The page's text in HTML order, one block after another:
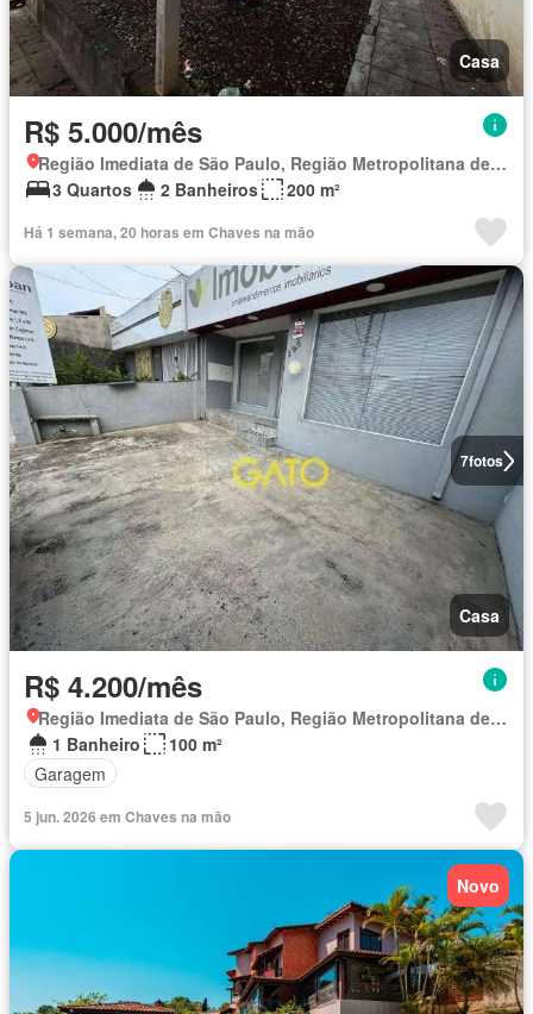
Casa
R$ 5.000/mês
Região Imediata de São Paulo, Região Metropolitana de São Paulo
3 Quartos
2 Banheiros 200 m²
Há 1 semana, 20 horas em Chaves na mão
7fotos
Casa
R$ 4.200/mês
Região Imediata de São Paulo, Região Metropolitana de São Paulo
1 Banheiro
100 m²
Garagem
5 jun. 2026 em Chaves na mão
Novo